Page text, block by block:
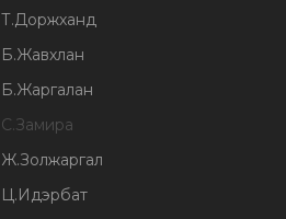
Т.Доржханд
Б.Жавхлан
Б.Жаргалан
С.Замира
Ж.Золжаргал
Ц.Идэрбат